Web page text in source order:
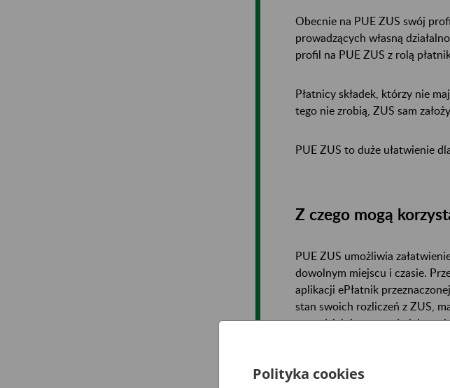
Obecnie na PUE ZUS swój
prowadzących własną
profil na PUE ZUS z rolą
Płatnicy składek, którzy nie
tego nie zrobią, ZUS sam
PUE ZUS to duże ułatwienie
Z czego mogą
PUE ZUS umożliwia
dowolnym miejscu i czasie.
aplikacji ePłatnik
stan swoich rozliczeń z ZUS,
samodzielnie tworzyć
Więcej informacji na temat
Polityka cookies